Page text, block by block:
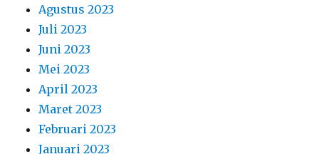
Agustus 2023
Juli 2023
Juni 2023
Mei 2023
April 2023
Maret 2023
Februari 2023
Januari 2023